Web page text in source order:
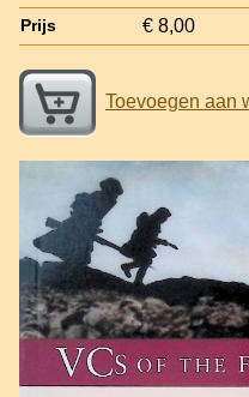
Prijs € 8,00
Toevoegen aan